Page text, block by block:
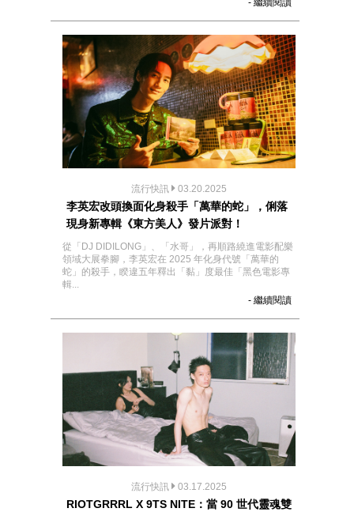
- 繼續閱讀
流行快訊 03.20.2025
李英宏改頭換面化身殺手「萬華的蛇」，俐落
現身新專輯《東方美人》發片派對！
從「DJ DIDILONG」、「水哥」，再順路繞進電影配樂
領域大展拳腳，李英宏在 2025 年化身代號「萬華的
蛇」的殺手，睽違五年釋出「黏」度最佳「黑色電影專
輯...
- 繼續閱讀
流行快訊 03.17.2025
RIOTGRRRL X 9TS NITE：當 90 世代靈魂雙